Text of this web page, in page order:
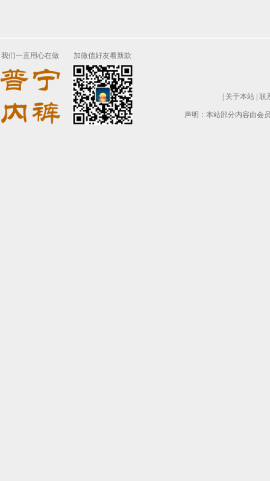
关于本站 联
声明：本站部分内容由会
我们一直用心在做 加微信好友看新款